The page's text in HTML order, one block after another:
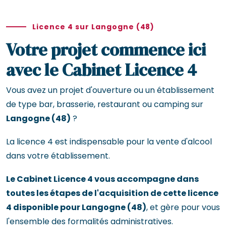
Licence 4 sur Langogne (48)
Votre projet commence ici
avec le Cabinet Licence 4
Vous avez un projet d'ouverture ou un établissement
de type bar, brasserie, restaurant ou camping sur
Langogne (48) ?
La licence 4 est indispensable pour la vente d'alcool
dans votre établissement.
Le Cabinet Licence 4 vous accompagne dans
toutes les étapes de l'acquisition de cette licence
4 disponible pour Langogne (48), et gère pour vous
l'ensemble des formalités administratives.